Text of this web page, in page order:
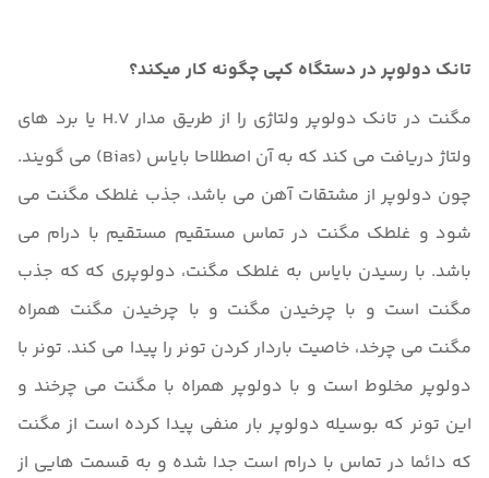
تانک دولوپر در دستگاه کپی چگونه کار میکند؟
مگنت در تانک دولوپر ولتاژی را از طریق مدار H.V یا برد های
ولتاژ دریافت می کند که به آن اصطلاحا بایاس (Bias) می گویند.
چون دولوپر از مشتقات آهن می باشد، جذب غلطک مگنت می
شود و غلطک مگنت در تماس مستقیم مستقیم با درام می
باشد. با رسیدن بایاس به غلطک مگنت، دولوپری که که جذب
مگنت است و با چرخیدن مگنت و با چرخیدن مگنت همراه
مگنت می چرخد، خاصیت باردار کردن تونر را پیدا می کند. تونر با
دولوپر مخلوط است و با دولوپر همراه با مگنت می چرخند و
این تونر که بوسیله دولوپر بار منفی پیدا کرده است از مگنت
که دائما در تماس با درام است جدا شده و به قسمت هایی از